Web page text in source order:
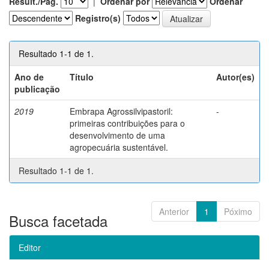
Registro(s)
Resultado 1-1 de 1.
Ano de
publicação
Título Autor(es)
2019
Embrapa Agrossilvipastoril:
primeiras contribuições para o
desenvolvimento de uma
agropecuária sustentável.
-
Resultado 1-1 de 1.
Anterior 1 Póximo
Busca facetada
Editor